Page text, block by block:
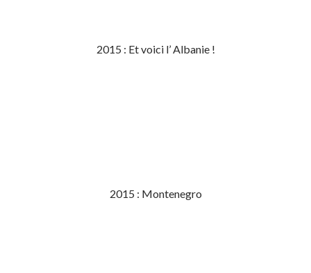
2015 : Et voici l’ Albanie !
2015 : Montenegro